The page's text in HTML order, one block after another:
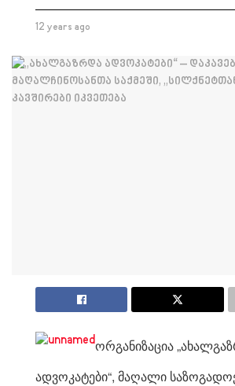
12 years ago
ორგანიზაცია
ადვოკატები“, მაღალი